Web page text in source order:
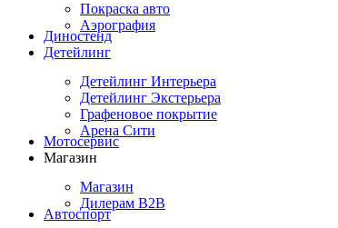
Покраска авто
Аэрография
Диностенд
Детейлинг
Детейлинг Интерьера
Детейлинг Экстерьера
Графеновое покрытие
Арена Сити
Мотосервис
Магазин
Магазин
Дилерам B2B
Автоспорт